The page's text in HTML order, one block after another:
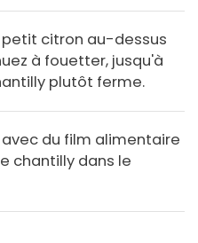
petit citron au-dessus
à fouetter, jusqu'à
plutôt ferme.
du film alimentaire
chantilly dans le